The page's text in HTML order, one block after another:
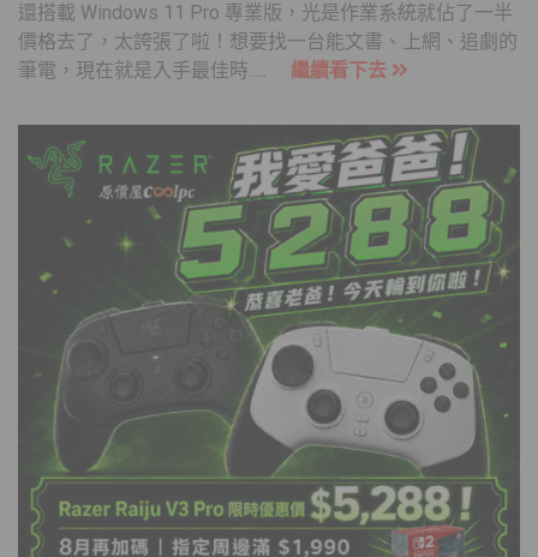
還搭載 Windows 11 Pro 專業版，光是作業系統就佔了一半
價格去了，太誇張了啦！想要找一台能文書、上網、追劇的
筆電，現在就是入手最佳時..... 繼續看下去